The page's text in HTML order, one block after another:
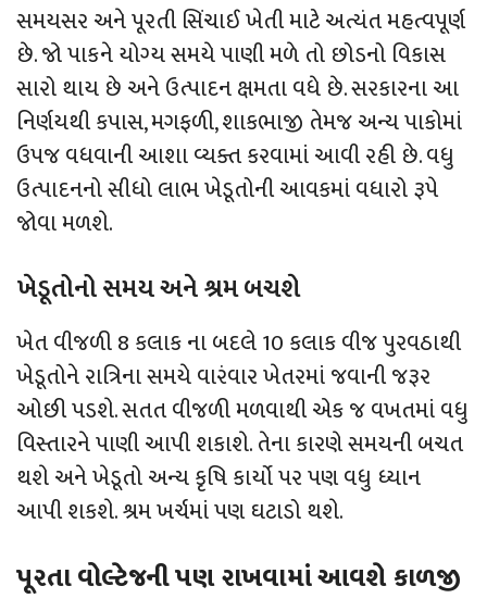
સમયસર અને પૂરતી સિંચાઈ ખેતી માટે અત્યંત મહત્વપૂર્ણ
છે. જો પાકને યોગ્ય સમયે પાણી મળે તો છોડનો વિકાસ
સારો થાય છે અને ઉત્પાદન ક્ષમતા વધે છે. સરકારના આ
નિર્ણયથી કપાસ, મગફળી, શાકભાજી તેમજ અન્ય પાકોમાં
ઉપજ વધવાની આશા વ્યક્ત કરવામાં આવી રહી છે. વધુ
ઉત્પાદનનો સીધો લાભ ખેડૂતોની આવકમાં વધારો રૂપે
જોવા મળશે.
ખેડૂતોનો સમય અને શ્રમ બચશે
ખેત વીજળી 8 કલાક ના બદલે 10 કલાક વીજ પુરવઠાથી
ખેડૂતોને રાત્રિના સમયે વારંવાર ખેતરમાં જવાની જરૂર
ઓછી પડશે. સતત વીજળી મળવાથી એક જ વખતમાં વધુ
વિસ્તારને પાણી આપી શકાશે. તેના કારણે સમયની બચત
થશે અને ખેડૂતો અન્ય કૃષિ કાર્યો પર પણ વધુ ધ્યાન
આપી શકશે. શ્રમ ખર્ચમાં પણ ઘટાડો થશે.
પૂરતા વોલ્ટેજની પણ રાખવામાં આવશે કાળજી